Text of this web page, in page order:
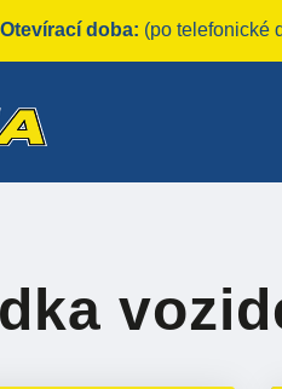
Otevírací doba: (po telefonické